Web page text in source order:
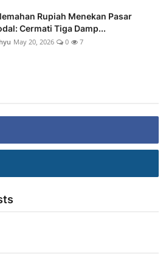
Rupiah Menekan Pasar
Cermati Tiga Damp...
May 20, 2026 0 7